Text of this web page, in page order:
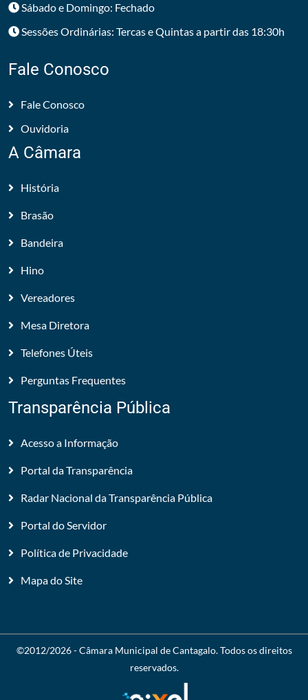
Sábado e Domingo: Fechado
Sessões Ordinárias: Tercas e Quintas a partir das 18:30h
Fale Conosco
Fale Conosco
Ouvidoria
A Câmara
História
Brasão
Bandeira
Hino
Vereadores
Mesa Diretora
Telefones Úteis
Perguntas Frequentes
Transparência Pública
Acesso a Informação
Portal da Transparência
Radar Nacional da Transparência Pública
Portal do Servidor
Política de Privacidade
Mapa do Site
©2012/2026 -Câmara Municipal de Cantagalo. Todos os direitos
reservados.